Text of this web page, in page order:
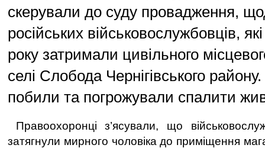
скерували до суду провадження,
російських військовослужбовців,
року затримали цивільного
селі Слобода Чернігівського
побили та погрожували спалити
Правоохоронці з’ясували, що
затягнули мирного чоловіка до приміщення